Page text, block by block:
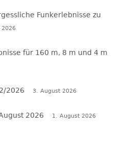
Funkerlebnisse zu
2026
für 160 m, 8 m und 4 m
2026 3. August 2026
2026 1. August 2026